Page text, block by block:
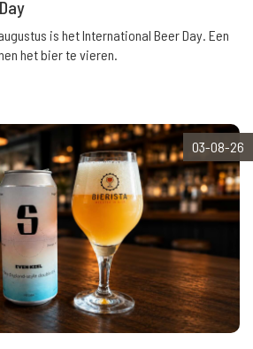
is het International Beer Day. Een
het bier te vieren.
03-08-26